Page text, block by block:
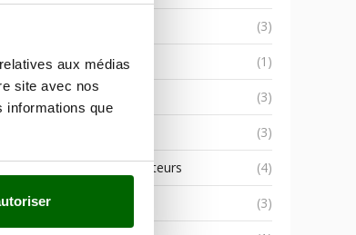
aux médias
site avec nos
informations que
(3)
Machines sous-vide (1)
Moteurs (3)
(3)
Motobineuses et Motoculteurs (4)
Motoculteurs (3)